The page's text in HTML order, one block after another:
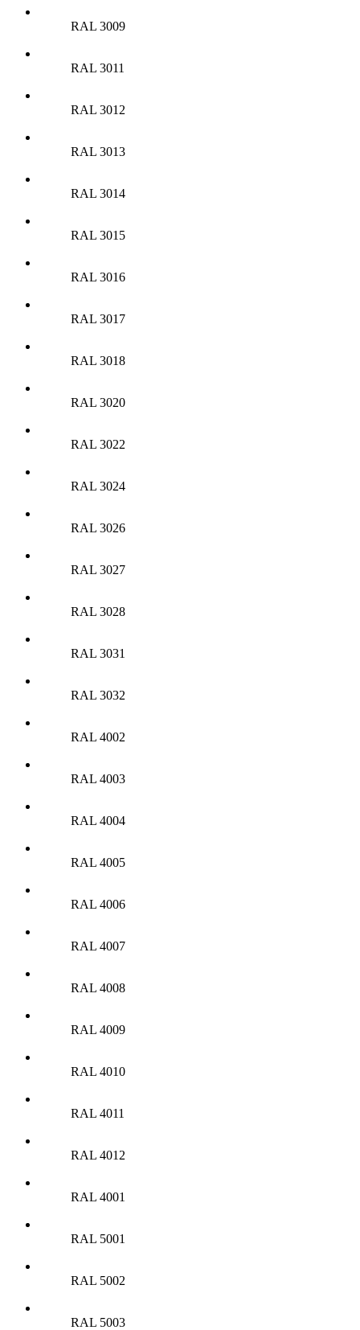
RAL 3009
RAL 3011
RAL 3012
RAL 3013
RAL 3014
RAL 3015
RAL 3016
RAL 3017
RAL 3018
RAL 3020
RAL 3022
RAL 3024
RAL 3026
RAL 3027
RAL 3028
RAL 3031
RAL 3032
RAL 4002
RAL 4003
RAL 4004
RAL 4005
RAL 4006
RAL 4007
RAL 4008
RAL 4009
RAL 4010
RAL 4011
RAL 4012
RAL 4001
RAL 5001
RAL 5002
RAL 5003